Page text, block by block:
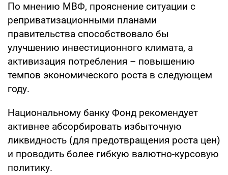
По мнению МВФ, прояснение ситуации с
реприватизационными планами
правительства способствовало бы
улучшению инвестиционного климата, а
активизация потребления – повышению
темпов экономического роста в следующем
году.
Национальному банку Фонд рекомендует
активнее абсорбировать избыточную
ликвидность (для предотвращения роста цен)
и проводить более гибкую валютно-курсовую
политику.